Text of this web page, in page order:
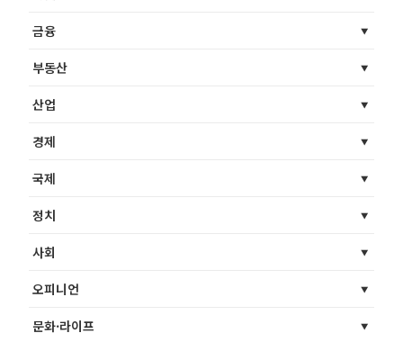
금융
부동산
산업
경제
국제
정치
사회
오피니언
문화·라이프